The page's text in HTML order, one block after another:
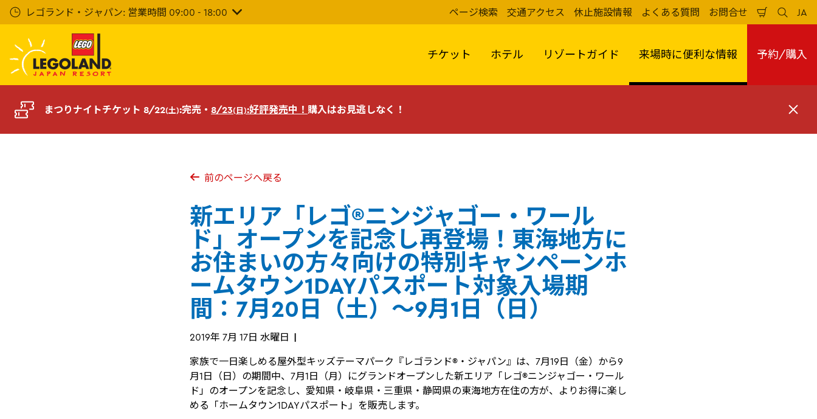
イ
レゴランド・ジャパン: 営業時間 09:00 - 18:00 ページ検索 交通アクセス 休止施設情報 よくある質問 お問合せ
い
か
ご
検
索
る
JA
日
本
チケット ホテル リゾートガイド 来場時に便利な情報 予約/購入
まつりナイトチケット 8/22(土):完売・ 8/23(日):好評発売中！ 購入はお見逃しなく！
閉
る
前のページへ戻る
新エリア「レゴ®ニンジャゴー・ワール
ド」オープンを記念し再登場！東海地方に
お住まいの方々向けの特別キャンペーンホ
ームタウン1DAYパスポート対象入場期
間：7月20日（土）～9月1日（日）
2019年 7月 17日 水曜日
家族で一日楽しめる屋外型キッズテーマパーク『レゴランド®・ジャパン』は、7月19日（金）から9
月1日（日）の期間中、7月1日（月）にグランドオープンした新エリア「レゴ®ニンジャゴー・ワール
ド」のオープンを記念し、愛知県・岐阜県・三重県・静岡県の東海地方在住の方が、よりお得に楽し
める「ホームタウン1DAYパスポート」を販売します。